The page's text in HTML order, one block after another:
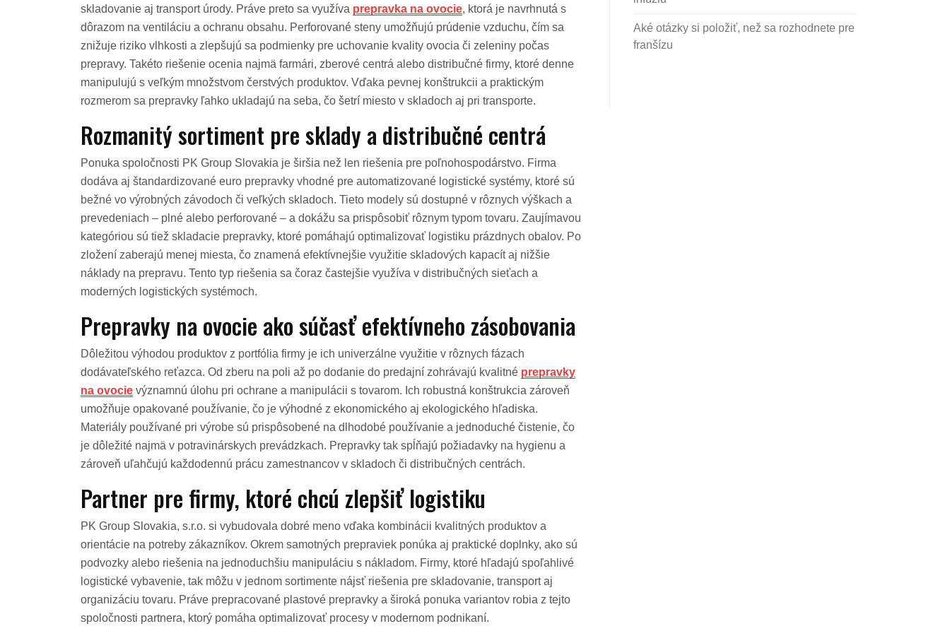
skladovanie aj transport úrody. Práve preto sa využíva prepravka na ovocie, ktorá je navrhnutá s
dôrazom na ventiláciu a ochranu obsahu. Perforované steny umožňujú prúdenie vzduchu, čím sa
znižuje riziko vlhkosti a zlepšujú sa podmienky pre uchovanie kvality ovocia či zeleniny počas
prepravy. Takéto riešenie ocenia najmä farmári, zberové centrá alebo distribučné firmy, ktoré denne
manipulujú s veľkým množstvom čerstvých produktov. Vďaka pevnej konštrukcii a praktickým
rozmerom sa prepravky ľahko ukladajú na seba, čo šetrí miesto v skladoch aj pri transporte.
Rozmanitý sortiment pre sklady a distribučné centrá
Ponuka spoločnosti PK Group Slovakia je širšia než len riešenia pre poľnohospodárstvo. Firma
dodáva aj štandardizované euro prepravky vhodné pre automatizované logistické systémy, ktoré sú
bežné vo výrobných závodoch či veľkých skladoch. Tieto modely sú dostupné v rôznych výškach a
prevedeniach – plné alebo perforované – a dokážu sa prispôsobiť rôznym typom tovaru. Zaujímavou
kategóriou sú tiež skladacie prepravky, ktoré pomáhajú optimalizovať logistiku prázdnych obalov. Po
zložení zaberajú menej miesta, čo znamená efektívnejšie využitie skladových kapacít aj nižšie
náklady na prepravu. Tento typ riešenia sa čoraz častejšie využíva v distribučných sieťach a
moderných logistických systémoch.
Prepravky na ovocie ako súčasť efektívneho zásobovania
Dôležitou výhodou produktov z portfólia firmy je ich univerzálne využitie v rôznych fázach
dodávateľského reťazca. Od zberu na poli až po dodanie do predajní zohrávajú kvalitné prepravky
na ovocie významnú úlohu pri ochrane a manipulácii s tovarom. Ich robustná konštrukcia zároveň
umožňuje opakované používanie, čo je výhodné z ekonomického aj ekologického hľadiska.
Materiály používané pri výrobe sú prispôsobené na dlhodobé používanie a jednoduché čistenie, čo
je dôležité najmä v potravinárskych prevádzkach. Prepravky tak spĺňajú požiadavky na hygienu a
zároveň uľahčujú každodennú prácu zamestnancov v skladoch či distribučných centrách.
Partner pre firmy, ktoré chcú zlepšiť logistiku
PK Group Slovakia, s.r.o. si vybudovala dobré meno vďaka kombinácii kvalitných produktov a
orientácie na potreby zákazníkov. Okrem samotných prepraviek ponúka aj praktické doplnky, ako sú
podvozky alebo riešenia na jednoduchšiu manipuláciu s nákladom. Firmy, ktoré hľadajú spoľahlivé
logistické vybavenie, tak môžu v jednom sortimente nájsť riešenia pre skladovanie, transport aj
organizáciu tovaru. Práve prepracované plastové prepravky a široká ponuka variantov robia z tejto
spoločnosti partnera, ktorý pomáha optimalizovať procesy v modernom podnikaní.
Aké otázky si položiť, než sa rozhodnete pre
franšízu